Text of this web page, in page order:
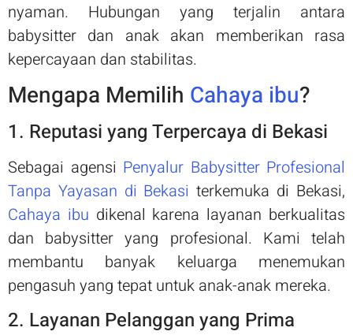
nyaman. Hubungan yang terjalin antara
babysitter dan anak akan memberikan rasa
kepercayaan dan stabilitas.
Mengapa Memilih Cahaya ibu?
1. Reputasi yang Terpercaya di Bekasi
Sebagai agensi Penyalur Babysitter Profesional
Tanpa Yayasan di Bekasiterkemuka di Bekasi,
Cahaya ibu dikenal karena layanan berkualitas
dan babysitter yang profesional. Kami telah
membantu banyak keluarga menemukan
pengasuh yang tepat untuk anak-anak mereka.
2. Layanan Pelanggan yang Prima